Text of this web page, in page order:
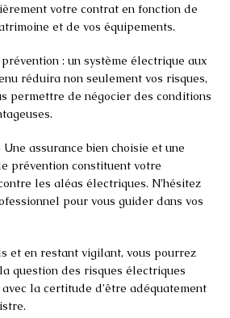
votre contrat en fonction de
et de vos équipements.
: un système électrique aux
réduira non seulement vos risques,
permettre de négocier des conditions
assurance bien choisie et une
prévention constituent votre
les aléas électriques. N’hésitez
pour vous guider dans vos
et en restant vigilant, vous pourrez
question des risques électriques
la certitude d’être adéquatement